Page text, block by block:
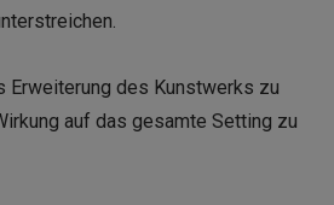
Erweiterung des Kunstwerks zu
auf das gesamte Setting zu